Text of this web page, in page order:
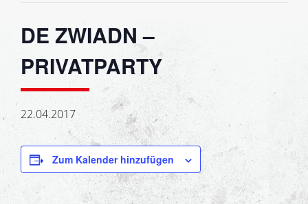
DE ZWIADN –
PRIVATPARTY
22.04.2017
Zum Kalender hinzufügen